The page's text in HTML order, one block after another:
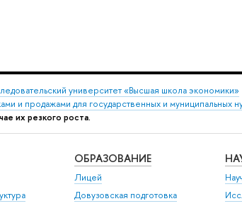
университет «Высшая школа экономики»
и продажами для государственных и муниципальных
их резкого роста.
ОБРАЗОВАНИЕ
Лицей
Довузовская подготовка